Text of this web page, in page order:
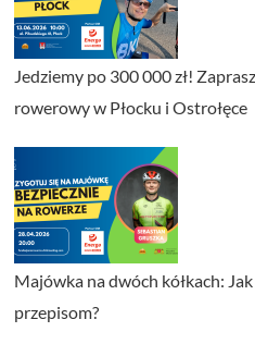
Jedziemy po 300 000 zł!
rowerowy w Płocku i Ostrołęce
Majówka na dwóch kółkach:
przepisom?